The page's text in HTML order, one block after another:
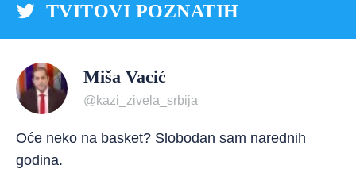
TVITOVI POZNATIH
Miša Vacić
@kazi_zivela_srbija
Oće neko na basket? Slobodan sam narednih
godina.